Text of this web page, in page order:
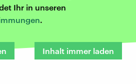
Ihr in unseren
.
Inhalt immer laden